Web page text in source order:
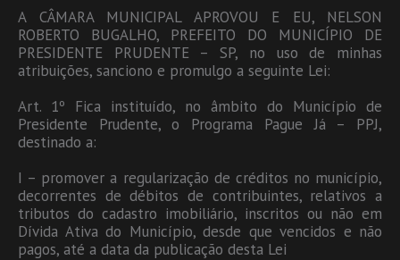
A CÂMARA MUNICIPAL APROVOU E EU, NELSON
ROBERTO BUGALHO, PREFEITO DO MUNICÍPIO DE
PRESIDENTE PRUDENTE – SP, no uso de minhas
atribuições, sanciono e promulgo a seguinte Lei:
Art. 1º Fica instituído, no âmbito do Município de
Presidente Prudente, o Programa Pague Já – PPJ,
destinado a:
I – promover a regularização de créditos no município,
decorrentes de débitos de contribuintes, relativos a
tributos do cadastro imobiliário, inscritos ou não em
Dívida Ativa do Município, desde que vencidos e não
pagos, até a data da publicação desta Lei